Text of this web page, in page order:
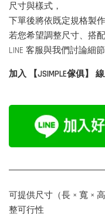
尺寸與樣式，
下單後將依既定規格製
若您希望調整尺寸、搭
LINE 客服與我們討論細
加入 【JSIMPLE傢俱】
可提供尺寸（長 × 寬 ×
整可行性